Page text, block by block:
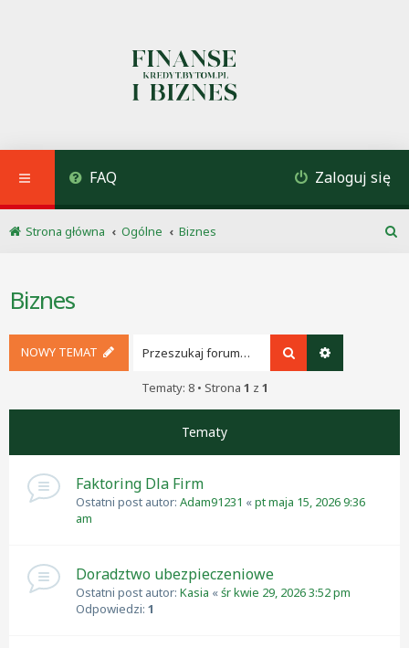
FAQ Zaloguj się
Strona główna Ogólne
Biznes
Biznes
NOWY TEMAT Szukaj
Tematy: 8 • Strona 1 z 1
Tematy
Faktoring Dla Firm
Ostatni post autor: Adam91231 «pt maja 15, 2026 9:36
am
Doradztwo ubezpieczeniowe
Ostatni post autor: Kasia «śr kwie 29, 2026 3:52 pm
Odpowiedzi: 1